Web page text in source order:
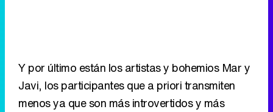
Y por último están los artistas y bohemios Mar y
Javi, los participantes que a priori transmiten
menos ya que son más introvertidos y más